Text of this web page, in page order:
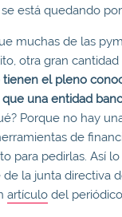
está quedando
muchas de las
otra gran
el pleno
una entidad
Porque no hay
de
para pedirlas. Así
la junta directiva
artículo del